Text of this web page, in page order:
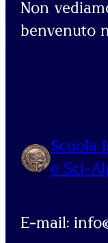
Non
benvenuto
Scuola
e Sci-
E-mail: